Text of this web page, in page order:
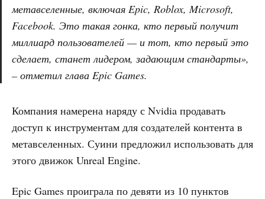
метавселенные, включая Epic, Roblox, Microsoft,
Facebook. Это такая гонка, кто первый получит
миллиард пользователей — и тот, кто первый это
сделает, станет лидером, задающим стандарты»,
– отметил глава Epic Games.
Компания намерена наряду с Nvidia продавать
доступ к инструментам для создателей контента в
метавселенных. Суини предложил использовать для
этого движок Unreal Engine.
Epic Games проиграла по девяти из 10 пунктов